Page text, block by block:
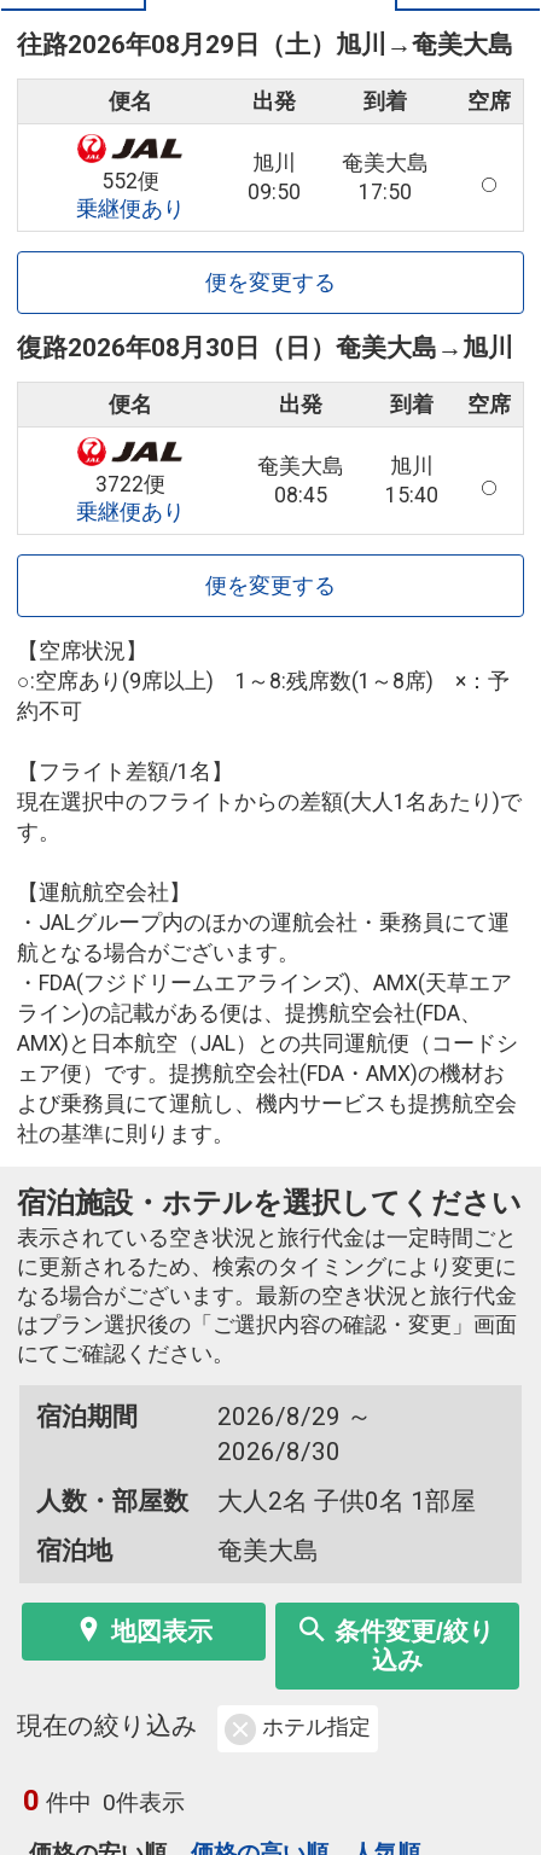
往路2026年08月29日（土） 旭川 →奄美大島
便名 出発 到着 空席
552便
乗継便あり
旭川
09:50
奄美大島
17:50
便を変更する
復路2026年08月30日（日） 奄美大島 → 旭川
便名 出発 到着 空席
3722便
乗継便あり
奄美大島
08:45
旭川
15:40
便を変更する
【空席状況】
○:空席あり(9席以上) 1～8:残席数(1～8席) ×：予
約不可
【フライト差額/1名】
現在選択中のフライトからの差額(大人1名あたり)で
す。
【運航航空会社】
・JALグループ内のほかの運航会社・乗務員にて運
航となる場合がございます。
・FDA(フジドリームエアラインズ)、AMX(天草エア
ライン)の記載がある便は、提携航空会社(FDA、
AMX)と日本航空（JAL）との共同運航便（コードシ
ェア便）です。提携航空会社(FDA・AMX)の機材お
よび乗務員にて運航し、機内サービスも提携航空会
社の基準に則ります。
宿泊施設・ホテルを選択してください
表示されている空き状況と旅行代金は一定時間ごと
に更新されるため、検索のタイミングにより変更に
なる場合がございます。最新の空き状況と旅行代金
はプラン選択後の「ご選択内容の確認・変更」画面
にてご確認ください。
宿泊期間
2026/8/29 ～
2026/8/30
人数・部屋数
大人2名 子供0名 1部屋
宿泊地
奄美大島
地図表示
条件変更/絞り
込み
現在の絞り込み ホテル指定
0 件中 0件表示